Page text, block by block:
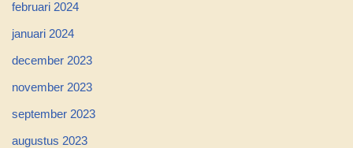
februari 2024
januari 2024
december 2023
november 2023
september 2023
augustus 2023